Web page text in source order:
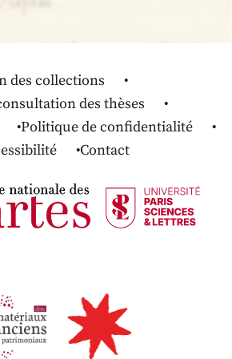
des collections
des thèses
Politique de confidentialité
Contact